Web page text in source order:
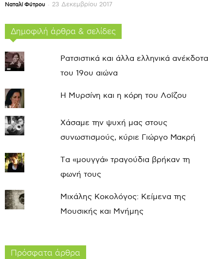
Ναταλί Φύτρου - 23 Δεκεμβρίου 2017
Δημοφιλή άρθρα & σελίδες
Ρατσιστικά και άλλα ελληνικά ανέκδοτα
του 19ου αιώνα
Η Μυρσίνη και η κόρη του Λοΐζου
Χάσαμε την ψυχή μας στους
συνωστισμούς, κύριε Γιώργο Μακρή
Τα «μουγγά» τραγούδια βρήκαν τη
φωνή τους
Μιχάλης Κοκολόγος: Κείμενα της
Μουσικής και Μνήμης
Πρόσφατα άρθρα